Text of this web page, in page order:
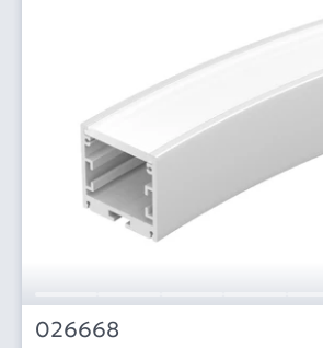
026668